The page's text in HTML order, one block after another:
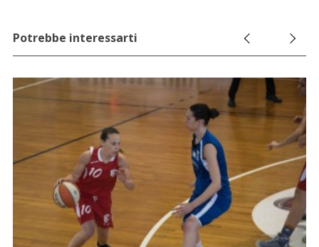
Potrebbe interessarti